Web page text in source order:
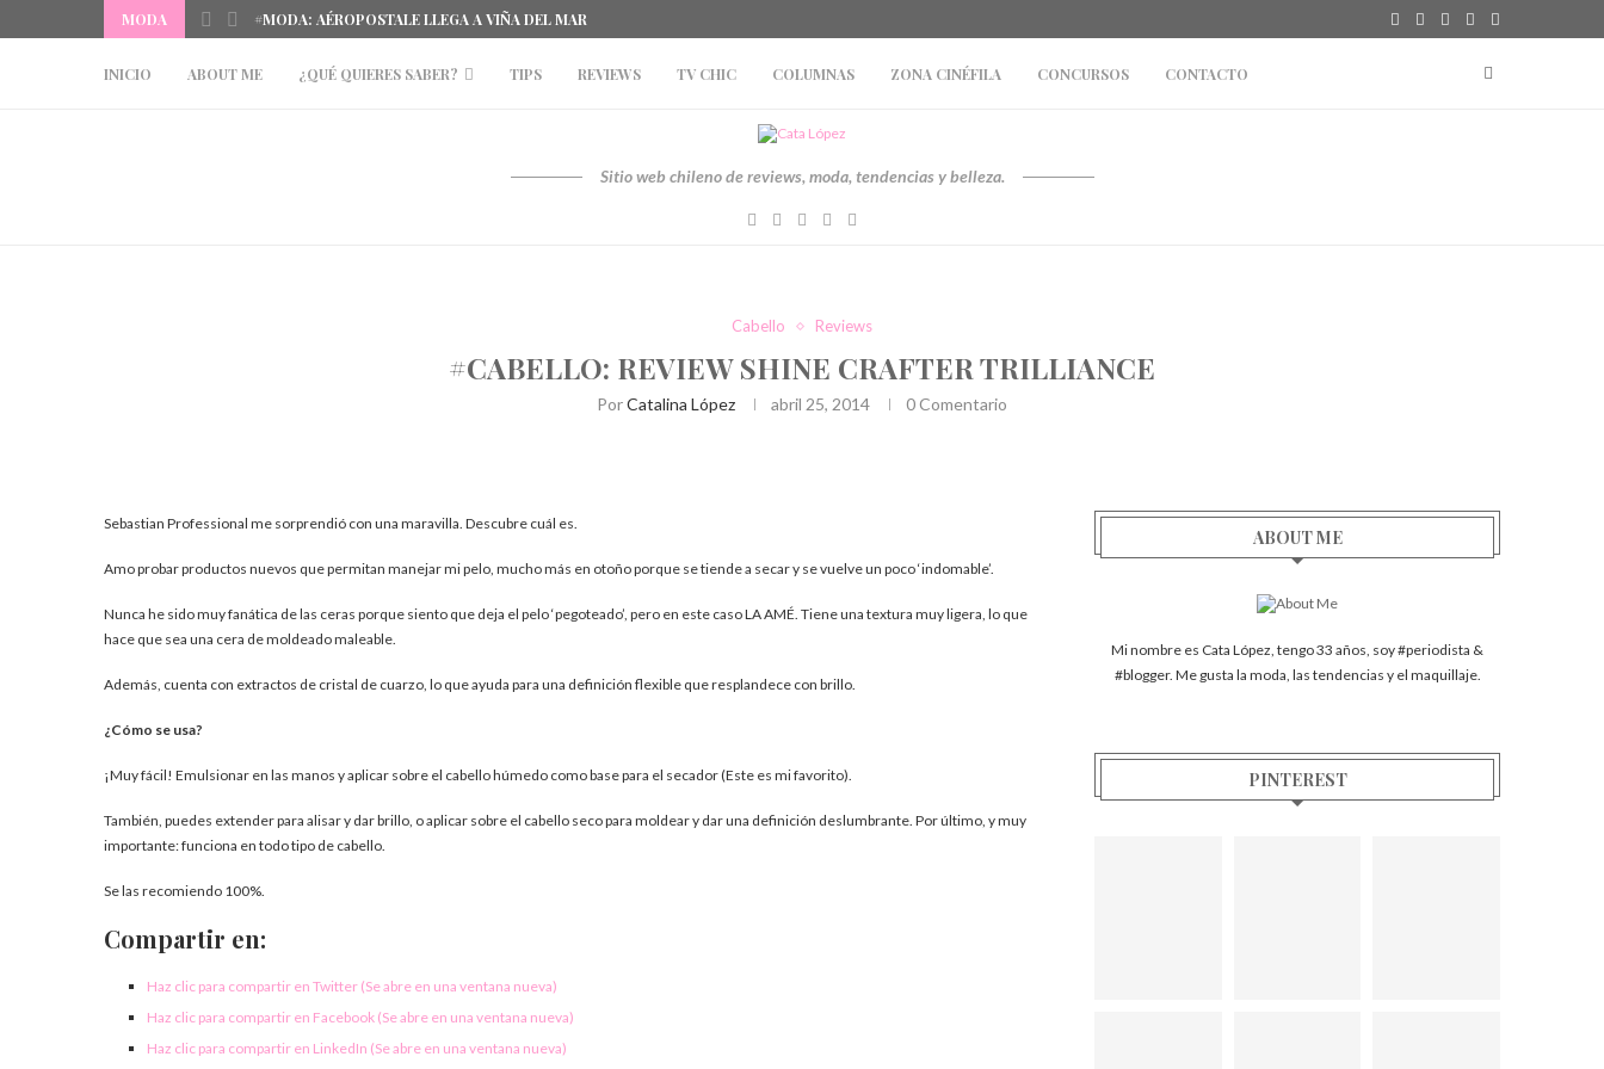
MODA #MODA: AÉROPOSTALE LLEGA A VIÑA DEL MAR
INICIO ABOUT ME ¿QUÉ QUIERES SABER? TIPS REVIEWS TV CHIC COLUMNAS ZONA CINÉFILA CONCURSOS CONTACTO
Sitio web chileno de reviews, moda, tendencias y belleza.
Cabello Reviews
#CABELLO: REVIEW SHINE CRAFTER TRILLIANCE
PorCatalina López abril 25, 2014 0 Comentario
Sebastian Professional me sorprendió con una maravilla. Descubre cuál es.
Amo probar productos nuevos que permitan manejar mi pelo, mucho más en otoño porque se tiende a secar y se vuelve un poco ‘indomable’.
Nunca he sido muy fanática de las ceras porque siento que deja el pelo ‘pegoteado’, pero en este caso LA AMÉ. Tiene una textura muy ligera, lo que
hace que sea una cera de moldeado maleable.
Además, cuenta con extractos de cristal de cuarzo, lo que ayuda para una definición flexible que resplandece con brillo.
¿Cómo se usa?
¡Muy fácil! Emulsionar en las manos y aplicar sobre el cabello húmedo como base para el secador (Este es mi favorito).
También, puedes extender para alisar y dar brillo, o aplicar sobre el cabello seco para moldear y dar una definición deslumbrante. Por último, y muy
importante: funciona en todo tipo de cabello.
Se las recomiendo 100%.
Compartir en:
Haz clic para compartir en Twitter (Se abre en una ventana nueva)
Haz clic para compartir en Facebook (Se abre en una ventana nueva)
Haz clic para compartir en LinkedIn (Se abre en una ventana nueva)
ABOUT ME
Mi nombre es Cata López, tengo 33 años, soy #periodista &
#blogger. Me gusta la moda, las tendencias y el maquillaje.
PINTEREST